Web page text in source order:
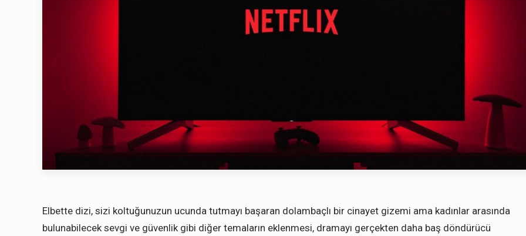
Elbette dizi, sizi koltuğunuzun ucunda tutmayı başaran dolambaçlı bir cinayet gizemi ama kadınlar arasında
bulunabilecek sevgi ve güvenlik gibi diğer temaların eklenmesi, dramayı gerçekten daha baş döndürücü